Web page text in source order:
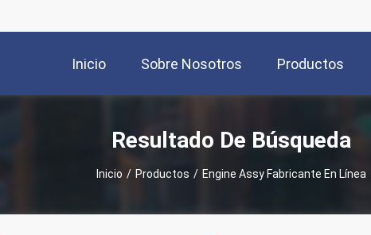
Inicio Sobre Nosotros Productos
Resultado De Búsqueda
Inicio / Productos / Engine Assy Fabricante En Línea